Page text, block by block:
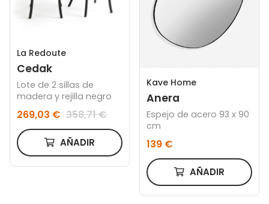
La Redoute
Cedak
Lote de 2 sillas de
madera y rejilla negro
269,03 € 358,71 €
AÑADIR
Kave Home
Anera
Espejo de acero 93 x 90
cm
139 €
AÑADIR